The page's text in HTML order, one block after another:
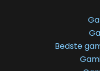
Bedste